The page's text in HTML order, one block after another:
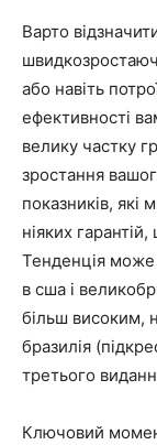
Варто
або навіть
ефективності
велику частку
зростання
показників,
ніяких
Тенденція може
в сша і
більш високим,
бразилія
третього
Ключовий